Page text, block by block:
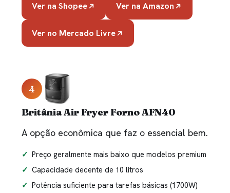
Ver na Shopee Ver na Amazon
Ver no Mercado Livre
4
Britânia Air Fryer Forno AFN40
A opção econômica que faz o essencial bem.
Preço geralmente mais baixo que modelos premium
Capacidade decente de 10 litros
Potência suficiente para tarefas básicas (1700W)